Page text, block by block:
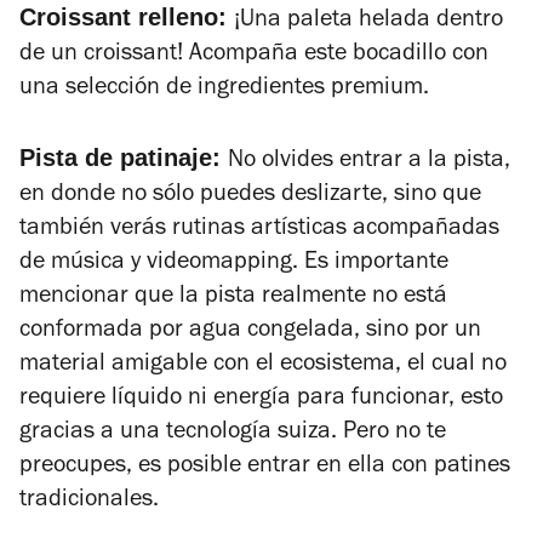
Croissant relleno: ¡Una paleta helada dentro
de un croissant! Acompaña este bocadillo con
una selección de ingredientes premium.
Pista de patinaje: No olvides entrar a la pista,
en donde no sólo puedes deslizarte, sino que
también verás rutinas artísticas acompañadas
de música y videomapping. Es importante
mencionar que la pista realmente no está
conformada por agua congelada, sino por un
material amigable con el ecosistema, el cual no
requiere líquido ni energía para funcionar, esto
gracias a una tecnología suiza. Pero no te
preocupes, es posible entrar en ella con patines
tradicionales.